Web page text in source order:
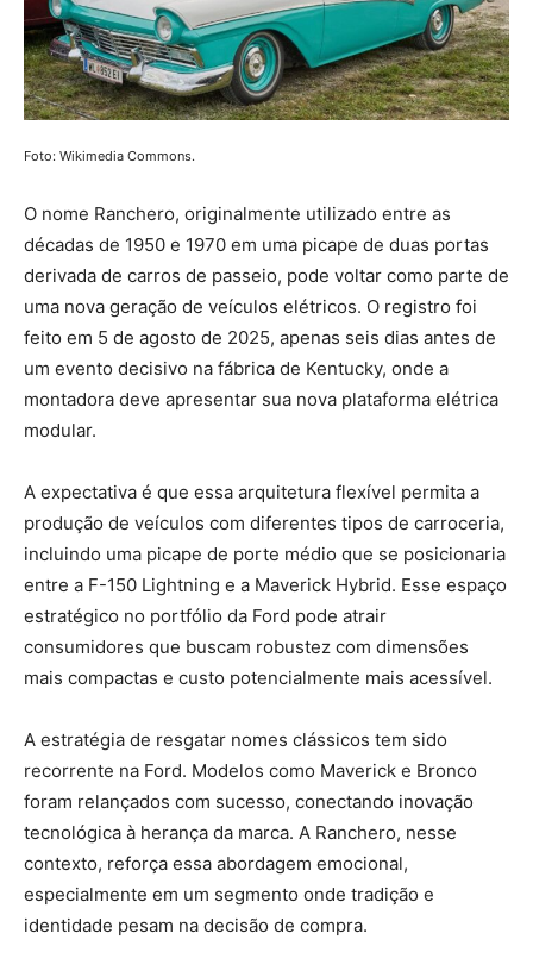
Foto: Wikimedia Commons.
O nome Ranchero, originalmente utilizado entre as
décadas de 1950 e 1970 em uma picape de duas portas
derivada de carros de passeio, pode voltar como parte de
uma nova geração de veículos elétricos. O registro foi
feito em 5 de agosto de 2025, apenas seis dias antes de
um evento decisivo na fábrica de Kentucky, onde a
montadora deve apresentar sua nova plataforma elétrica
modular.
A expectativa é que essa arquitetura flexível permita a
produção de veículos com diferentes tipos de carroceria,
incluindo uma picape de porte médio que se posicionaria
entre a F-150 Lightning e a Maverick Hybrid. Esse espaço
estratégico no portfólio da Ford pode atrair
consumidores que buscam robustez com dimensões
mais compactas e custo potencialmente mais acessível.
A estratégia de resgatar nomes clássicos tem sido
recorrente na Ford. Modelos como Maverick e Bronco
foram relançados com sucesso, conectando inovação
tecnológica à herança da marca. A Ranchero, nesse
contexto, reforça essa abordagem emocional,
especialmente em um segmento onde tradição e
identidade pesam na decisão de compra.